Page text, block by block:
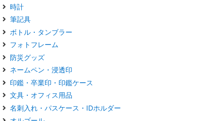
時計
筆記具
ボトル・タンブラー
フォトフレーム
防災グッズ
ネームペン・浸透印
印鑑・卒業印・印鑑ケース
文具・オフィス用品
名刺入れ・パスケース・IDホルダー